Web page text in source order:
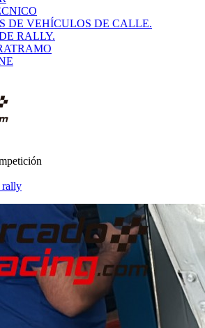
DE VEHÍCULOS DE CALLE.
RALLY.
rally